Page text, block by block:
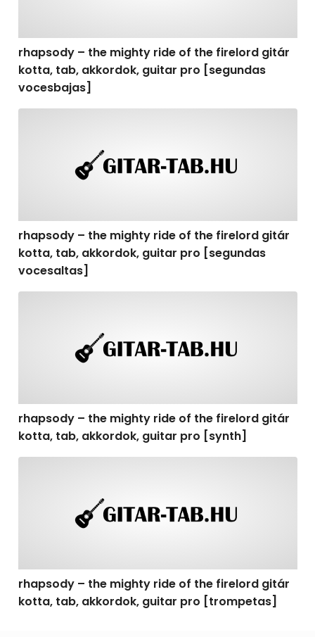
rhapsody – the mighty ride of the firelord gitár
kotta, tab, akkordok, guitar pro [segundas
vocesbajas]
rhapsody – the mighty ride of the firelord gitár
kotta, tab, akkordok, guitar pro [segundas
vocesaltas]
rhapsody – the mighty ride of the firelord gitár
kotta, tab, akkordok, guitar pro [synth]
rhapsody – the mighty ride of the firelord gitár
kotta, tab, akkordok, guitar pro [trompetas]